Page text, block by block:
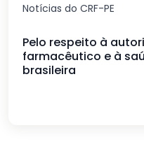
Notícias do CRF-PE
Pelo respeito à
farmacêutico e à
brasileira